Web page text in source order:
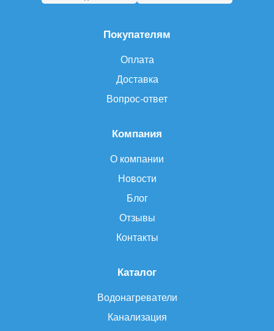
Каталог
Водонагреватели
Канализация
Компания
О компании
Новости
Блог
Отзывы
Контакты
Покупателям
Оплата
Доставка
Вопрос-ответ